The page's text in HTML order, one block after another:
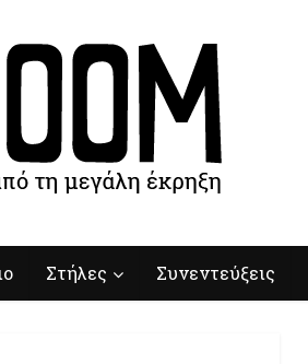
Στήλες Συνεντεύξεις